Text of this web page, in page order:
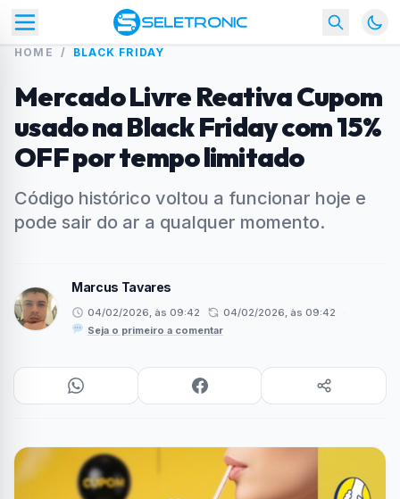
HOME / BLACK FRIDAY
Mercado Livre Reativa Cupom
usado na Black Friday com 15%
OFF por tempo limitado
Código histórico voltou a funcionar hoje e
pode sair do ar a qualquer momento.
Marcus Tavares
04/02/2026, às 09:42 04/02/2026, às 09:42
·
Seja o primeiro a comentar